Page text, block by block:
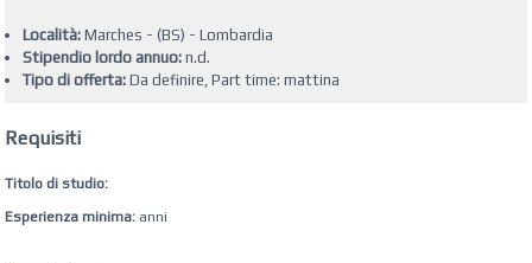
Località:Marches - (BS) - Lombardia
Stipendio lordo annuo:n.d.
Tipo di offerta:Da definire, Part time: mattina
Requisiti
Titolo di studio:
Esperienza minima: anni